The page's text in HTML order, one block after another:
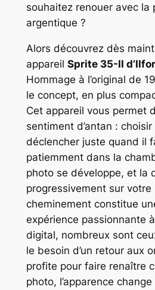
souhaitez renouer avec la
argentique ?
Alors découvrez dès
appareil Sprite 35-II
Hommage à l’original de
le concept, en plus
Cet appareil vous permet
sentiment d’antan :
déclencher juste quand il
patiemment dans la
photo se développe, et la
progressivement sur votre
cheminement constitue
expérience passionnante
digital, nombreux sont
le besoin d’un retour aux
profite pour faire renaître
photo, l’apparence